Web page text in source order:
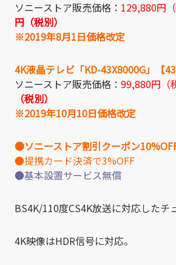
ソニーストア販売価格： 129,880円（
円（税別）
※2019年8月1日価格改定
4K液晶テレビ「KD-43X8000G」【43
ソニーストア販売価格： 99,880円（
（税別）
※2019年10月10日価格改定
●ソニーストア割引クーポン
●提携カード決済で3%OFF
●基本設置サービス無償
BS4K/110度CS4K放送に対応したチ
4K映像はHDR信号に対応。